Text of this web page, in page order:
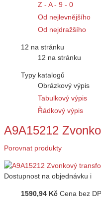
Z - A - 9 - 0
Od nejlevnějšího
Od nejdražšího
12 na stránku
12 na stránku
Typy katalogů
Obrázkový výpis
Tabulkový výpis
Řádkový výpis
A9A15212
Porovnat produkty
Dostupnost na objednávku i
1590,94 Kč Cena bez